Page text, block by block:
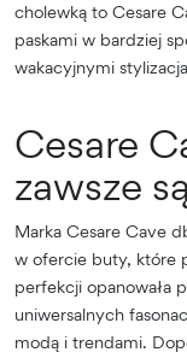
cholewką to Cesare
paskami w bardziej
wakacyjnymi
Cesare
zawsze
Marka Cesare Cave
w ofercie buty, które
perfekcji opanowała
uniwersalnych
modą i trendami.